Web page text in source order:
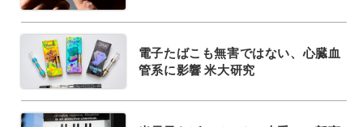
電子たばこも無害ではない、心臓血
管系に影響 米大研究